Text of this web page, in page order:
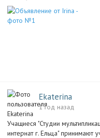
Ekaterina
1 год назад
Учащиеся "Студии
интернат г. Ельца" принимают